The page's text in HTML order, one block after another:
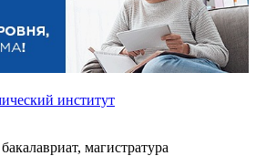
институт
магистратура